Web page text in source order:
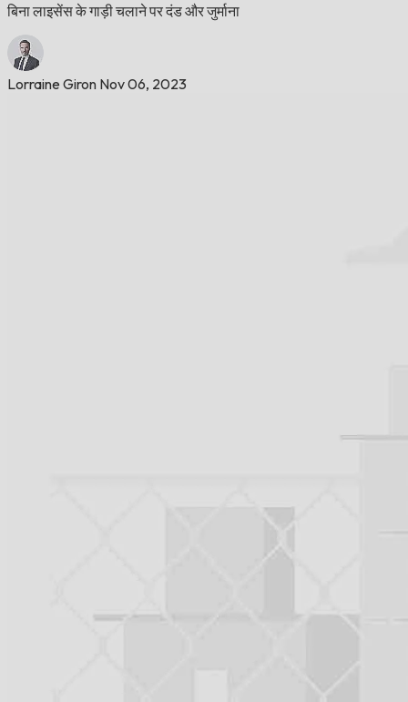
बिना लाइसेंस के गाड़ी चलाने पर दंड और जुर्माना
Lorraine Giron Nov 06, 2023